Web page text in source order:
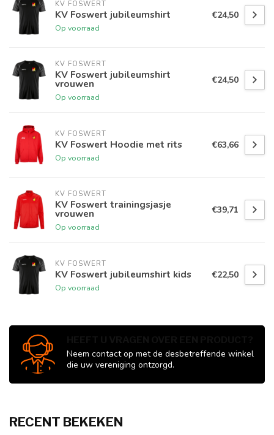
KV FOSWERT
KV Foswert jubileumshirt
Op voorraad
€24,50
KV FOSWERT
KV Foswert jubileumshirt
vrouwen
Op voorraad
€24,50
KV FOSWERT
KV Foswert Hoodie met rits
Op voorraad
€63,66
KV FOSWERT
KV Foswert trainingsjasje
vrouwen
Op voorraad
€39,71
KV FOSWERT
KV Foswert jubileumshirt kids
Op voorraad
€22,50
Neem contact op met de desbetreffende winkel
die uw vereniging ontzorgd.
RECENT BEKEKEN